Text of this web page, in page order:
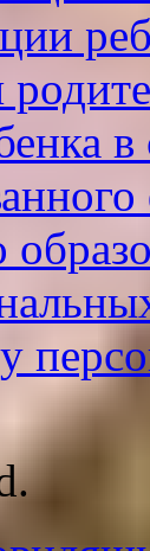
в